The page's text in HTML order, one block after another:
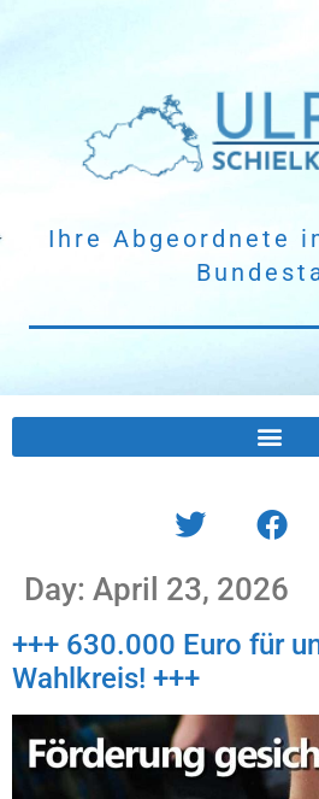
Ihre Abgeordnete
Day: April 23, 2026
+++ 630.000 Euro für
Wahlkreis! +++